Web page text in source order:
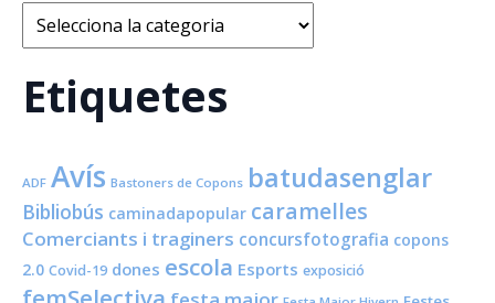
Categories
Etiquetes
ADF Avís Bastoners de Copons batudasenglar
Bibliobús caminadapopular caramelles
Comerciants i traginers concursfotografia copons
2.0 Covid-19 dones escola Esports exposició